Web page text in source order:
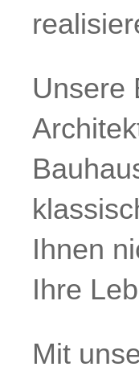
Unsere
Ihnen
Ihre
Mit